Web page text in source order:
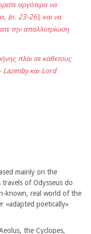
αργότερα να
(σ. 23-26), και να
την απαλλοτρίωση
πλάι σε κάθετους
και Lord
mainly on the
of Odysseus do
known, real world of the
«adapted poetically»
the Cyclopes,